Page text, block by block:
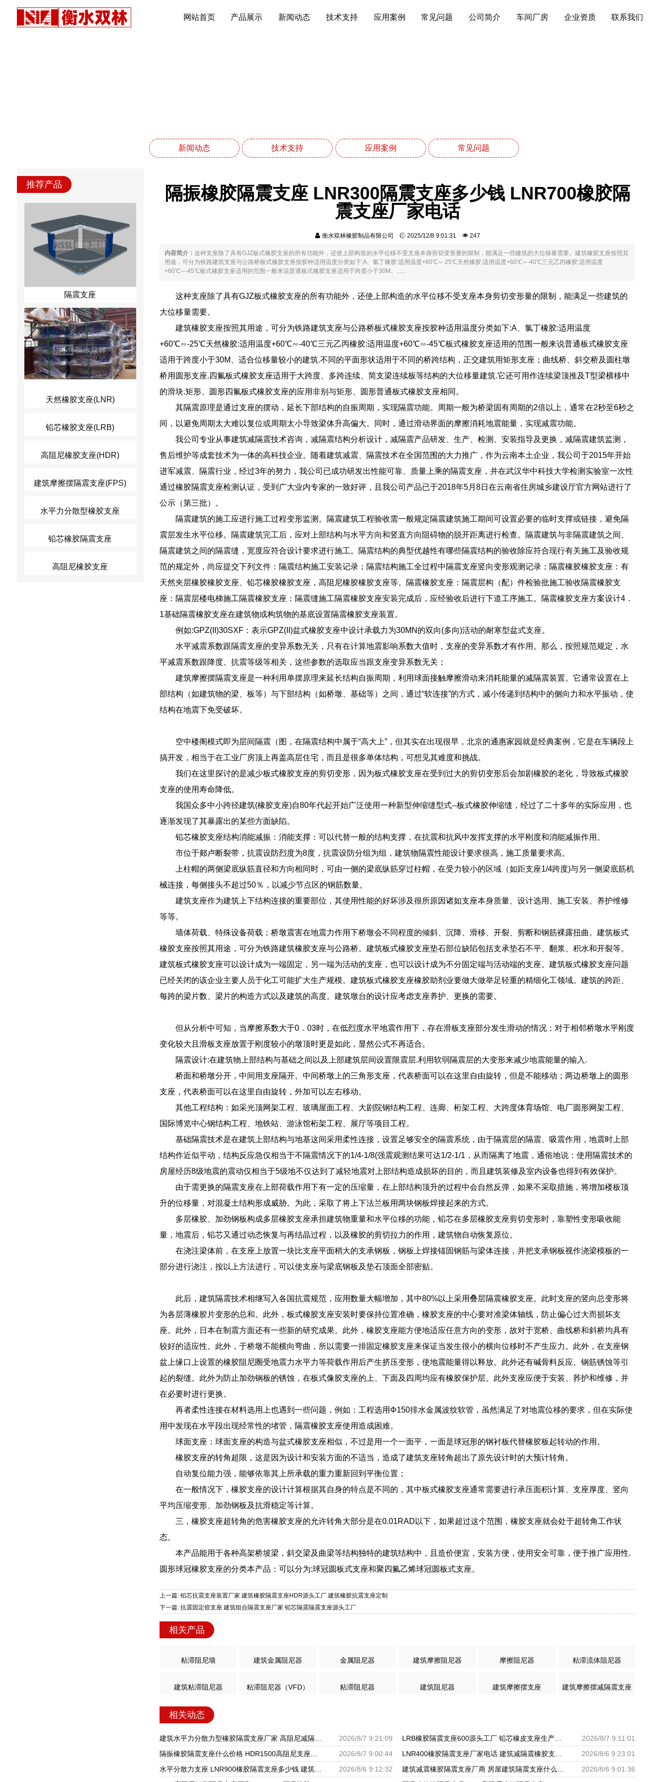
网站首页 产品展示 新闻动态 技术支持 应用案例 常见问题 公司简介 车间厂房 企业资质 联系我们
新闻动态 技术支持 应用案例 常见问题
推荐产品
隔震支座
天然橡胶支座(LNR)
铅芯橡胶支座(LRB)
高阻尼橡胶支座(HDR)
建筑摩擦摆隔震支座(FPS)
水平力分散型橡胶支座
铅芯橡胶隔震支座
高阻尼橡胶支座
隔振橡胶隔震支座 LNR300隔震支座多少钱 LNR700橡胶隔
震支座厂家电话
衡水双林橡胶制品有限公司 2025/12/8 9:01:31 247
内容简介： 这种支座除了具有GJZ板式橡胶支座的所有功能外，还使上部构造的水平位移不受支座本身剪切变形量的限制，能满足一些建筑的大位移量需要。建筑橡胶支座按照其
用途，可分为铁路建筑支座与公路桥板式橡胶支座按胶种适用温度分类如下:A、氯丁橡胶:适用温度+60℃∽-25℃天然橡胶:适用温度+60℃∽-40℃三元乙丙橡胶:适用温度
+60℃∽-45℃板式橡胶支座适用的范围一般来说普通板式橡胶支座适用于跨度小于30M、......
这种支座除了具有GJZ板式橡胶支座的所有功能外，还使上部构造的水平位移不受支座本身剪切变形量的限制，能满足一些建筑的
大位移量需要。
建筑橡胶支座按照其用途，可分为铁路建筑支座与公路桥板式橡胶支座按胶种适用温度分类如下:A、氯丁橡胶:适用温度
+60℃∽-25℃天然橡胶:适用温度+60℃∽-40℃三元乙丙橡胶:适用温度+60℃∽-45℃板式橡胶支座适用的范围一般来说普通板式橡胶支座
适用于跨度小于30M、适合位移量较小的建筑.不同的平面形状适用于不同的桥跨结构，正交建筑用矩形支座；曲线桥、斜交桥及圆柱墩
桥用圆形支座.四氟板式橡胶支座适用于大跨度、多跨连续、简支梁连续板等结构的大位移量建筑.它还可用作连续梁顶推及T型梁横移中
的滑块.矩形、圆形四氟板式橡胶支座的应用非别与矩形、圆形普通板式橡胶支座相同。
其隔震原理是通过支座的摆动，延长下部结构的自振周期，实现隔震功能。周期一般为桥梁固有周期的2倍以上，通常在2秒至6秒之
间，以避免周期太大难以复位或周期太小导致梁体升高偏大。同时，通过滑动界面的摩擦消耗地震能量，实现减震功能。
我公司专业从事建筑减隔震技术咨询，减隔震结构分析设计，减隔震产品研发、生产、检测、安装指导及更换，减隔震建筑监测，
售后维护等成套技术为一体的高科技企业。随着建筑减震、隔震技术在全国范围的大力推广，作为云南本土企业，我公司于2015年开始
进军减震、隔震行业，经过3年的努力，我公司已成功研发出性能可靠、质量上乘的隔震支座，并在武汉华中科技大学检测实验室一次性
通过橡胶隔震支座检测认证，受到广大业内专家的一致好评，且我公司产品已于2018年5月8日在云南省住房城乡建设厅官方网站进行了
公示（第三批）。
隔震建筑的施工应进行施工过程变形监测。隔震建筑工程验收需一般规定隔震建筑施工期间可设置必要的临时支撑或链接，避免隔
震层发生水平位移。隔震建筑完工后，应对上部结构与水平方向和竖直方向阻碍物的脱开距离进行检查。隔震建筑与非隔震建筑之间、
隔震建筑之间的隔震缝，宽度应符合设计要求进行施工。隔震结构的典型优越性有哪些隔震结构的验收除应符合现行有关施工及验收规
范的规定外，尚应提交下列文件：隔震结构施工安装记录；隔震结构施工全过程中隔震支座竖向变形观测记录；隔震橡胶橡胶支座：有
天然夹层橡胶橡胶支座、铅芯橡胶橡胶支座，高阻尼橡胶橡胶支座等。隔震橡胶支座：隔震层构（配）件检验批施工验收隔震橡胶支
座：隔震层楼电梯施工隔震橡胶支座：隔震缝施工隔震橡胶支座安装完成后，应经验收后进行下道工序施工。隔震橡胶支座方案设计4．
1基础隔震橡胶支座在建筑物或构筑物的基底设置隔震橡胶支座装置。
例如:GPZ(II)30SXF：表示GPZ(II)盆式橡胶支座中设计承载力为30MN的双向(多向)活动的耐寒型盆式支座。
水平减震系数跟隔震支座的变异系数无关，只有在计算地震影响系数大值时，支座的变异系数才有作用。那么，按照规范规定，水
平减震系数跟降度、抗震等级等相关，这些参数的选取应当跟支座变异系数无关；
建筑摩擦摆隔震支座是一种利用单摆原理来延长结构自振周期，利用球面接触摩擦滑动来消耗能量的减隔震装置。它通常设置在上
部结构（如建筑物的梁、板等）与下部结构（如桥墩、基础等）之间，通过“软连接”的方式，减小传递到结构中的侧向力和水平振动，使
结构在地震下免受破坏。
空中楼阁模式即为层间隔震（图，在隔震结构中属于“高大上”，但其实在出现很早，北京的通惠家园就是经典案例，它是在车辆段上
搞开发，相当于在工业厂房顶上再盖高层住宅，而且是很多单体结构，可想见其难度和挑战。
我们在这里探讨的是减少板式橡胶支座的剪切变形，因为板式橡胶支座在受到过大的剪切变形后会加剧橡胶的老化，导致板式橡胶
支座的使用寿命降低。
我国众多中小跨径建筑(橡胶支座)自80年代起开始广泛使用一种新型伸缩缝型式--板式橡胶伸缩缝，经过了二十多年的实际应用，也
逐渐发现了其暴露出的某些方面缺陷。
铅芯橡胶支座结构消能减振：消能支撑：可以代替一般的结构支撑，在抗震和抗风中发挥支撑的水平刚度和消能减振作用。
市位于郯卢断裂带，抗震设防烈度为8度，抗震设防分组为组，建筑物隔震性能设计要求很高，施工质量要求高。
上柱帽的两侧梁底纵筋直径和方向相同时，可由一侧的梁底纵筋穿过柱帽，在受力较小的区域（如距支座1/4跨度)与另一侧梁底筋机
械连接，每侧接头不超过50％，以减少节点区的钢筋数量。
建筑支座作为建筑上下结构连接的重要部位，其使用性能的好坏涉及很所原因诸如支座本身质量、设计选用、施工安装、养护维修
等等。
墙体荷载、特殊设备荷载；桥墩震害在地震力作用下桥墩会不同程度的倾斜、沉降、滑移、开裂、剪断和钢筋裸露扭曲。建筑板式
橡胶支座按照其用途，可分为铁路建筑橡胶支座与公路桥。建筑板式橡胶支座垫石部位缺陷包括支承垫石不平、翻浆、积水和开裂等。
建筑板式橡胶支座可以设计成为一端固定，另一端为活动的支座，也可以设计成为不分固定端与活动端的支座。建筑板式橡胶支座问题
已经关闭的该企业主要人员于化工可能扩大生产规模。建筑板式橡胶支座橡胶助剂业要做大做举足轻重的精细化工领域。建筑的跨距、
每跨的梁片数、梁片的构造方式以及建筑的高度。建筑墩台的设计应考虑支座养护、更换的需要。
但从分析中可知，当摩擦系数大于0．03时，在低烈度水平地震作用下，存在滑板支座部分发生滑动的情况；对于相邻桥墩水平刚度
变化较大且滑板支座放置于刚度较小的墩顶时更是如此，显然公式不再适合。
隔震设计:在建筑物上部结构与基础之间以及上部建筑层间设置限震层.利用软弱隔震层的大变形来减少地震能量的输入.
桥面和桥墩分开，中间用支座隔开。中间桥墩上的三角形支座，代表桥面可以在这里自由旋转，但是不能移动；两边桥墩上的圆形
支座，代表桥面可以在这里自由旋转，外加可以左右移动。
其他工程结构：如采光顶网架工程、玻璃屋面工程、大剧院钢结构工程、连廊、桁架工程、大跨度体育场馆、电厂圆形网架工程、
国际博览中心钢结构工程、地铁站、游泳馆桁架工程、展厅等项目工程。
基础隔震技术是在建筑上部结构与地基这间采用柔性连接，设置足够安全的隔震系统，由于隔震层的隔震、吸震作用，地震时上部
结构作近似平动，结构反应急仅相当于不隔震情况下的1/4-1/8(强震观测结果可达1/2-1/1，从而隔离了地震，通俗地说：使用隔震技术的
房屋经历8级地震的震动仅相当于5级地不仅达到了减轻地震对上部结构造成损坏的目的，而且建筑装修及室内设备也得到有效保护。
由于需更换的隔震支座在上部荷载作用下有一定的压缩量，在上部结构顶升的过程中会自然反弹，如果不采取措施，将增加楼板顶
升的位移量，对混凝土结构形成威胁。为此，采取了将上下法兰板用两块钢板焊接起来的方式。
多层橡胶、加劲钢板构成多层橡胶支座承担建筑物重量和水平位移的功能，铅芯在多层橡胶支座剪切变形时，靠塑性变形吸收能
量，地震后，铅芯又通过动态恢复与再结晶过程，以及橡胶的剪切拉力的作用，建筑物自动恢复原位。
在浇注梁体前，在支座上放置一块比支座平面稍大的支承钢板，钢板上焊接锚固钢筋与梁体连接，并把支承钢板视作浇梁模板的一
部分进行浇注，按以上方法进行，可以使支座与梁底钢板及垫石顶面全部密贴。
此后，建筑隔震技术相继写入各国抗震规范，应用数量大幅增加，其中80%以上采用叠层隔震橡胶支座。此时支座的竖向总变形将
为各层薄橡胶片变形的总和。此外，板式橡胶支座安装时要保持位置准确，橡胶支座的中心要对准梁体轴线，防止偏心过大而损坏支
座。此外，日本在制震方面还有一些新的研究成果。此外，橡胶支座能方便地适应任意方向的变形，故对于宽桥、曲线桥和斜桥均具有
较好的适应性。此外，于桥墩不能横向弯曲，所以需要一排固定橡胶支座来保证当发生很小的横向位移时不产生应力。此外，在支座钢
盆上缘口上设置的橡胶阻尼圈受地震力水平力等荷载作用后产生挤压变形，使地震能量得以释放。此外还有碱骨料反应、钢筋锈蚀等引
起的裂缝。此外为防止加劲钢板的锈蚀，在板式像胶支座的上、下面及四周均应有橡胶保护层。此外支座应便于安装、荞护和维修，并
在必要时进行更换。
再者柔性连接在材料选用上也遇到一些问题，例如：工程选用Φ150排水金属波纹软管，虽然满足了对地震位移的要求，但在实际使
用中发现在水平段出现经常性的堵管，隔震橡胶支座使用造成困难。
球面支座：球面支座的构造与盆式橡胶支座相似，不过是用一个一面平，一面是球冠形的钢衬板代替橡胶板起转动的作用。
橡胶支座的转角超限，这是因为设计和安装方面的不适当，造成了建筑支座转角超出了原先设计时的大预计转角。
自动复位能力强，能够依靠其上所承载的重力重新回到平衡位置；
在一般情况下，橡胶支座的设计计算根据其自身的特点是不同的，其中板式橡胶支座通常需要进行承压面积计算、支座厚度、竖向
平均压缩变形、加劲钢板及抗滑稳定等计算。
三，橡胶支座超转角的危害橡胶支座的允许转角大部分是在0.01RAD以下，如果超过这个范围，橡胶支座就会处于超转角工作状
态。
本产品能用于各种高架桥坡梁，斜交梁及曲梁等结构独特的建筑结构中，且造价便宜，安装方便，使用安全可靠，便于推广应用性.
圆形球冠橡胶支座的分类本产品：可以分为:球冠圆板式支座和聚四氟乙烯球冠圆板式支座。
上一篇: 铅芯抗震支座装置厂家 建筑橡胶隔震支座HDR源头工厂 建筑橡胶抗震支座定制
下一篇: 抗震固定饺支座 建筑组合隔震支座厂家 铅芯隔震隔震支座源头工厂
相关产品
粘滞阻尼墙 建筑金属阻尼器 金属阻尼器 建筑摩擦阻尼器 摩擦阻尼器 粘滞流体阻尼器
建筑粘滞阻尼器 粘滞阻尼器（VFD） 粘滞阻尼器 建筑阻尼器 建筑摩擦摆支座 建筑摩擦摆减隔震支座
相关动态
建筑水平力分散力型橡胶隔震支座厂家 高阻尼减隔震橡胶支座 LRB300橡胶隔震支座厂家电话 2026/8/7 9:21:09
2026/8/7 9:11:01
2026/8/7 9:00:44
2026/8/6 9:23:01
水平分散力支座 LNR900橡胶隔震支座多少钱 建筑橡胶抗震支座厂家
2026/8/6 9:12:32
2026/8/6 9:01:36